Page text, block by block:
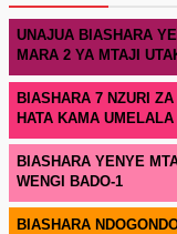
UNAJUA BIASHARA
MARA 2 YA MTAJI
BIASHARA 7 NZURI
HATA KAMA UMELALA
BIASHARA YENYE
WENGI BADO-1
BIASHARA